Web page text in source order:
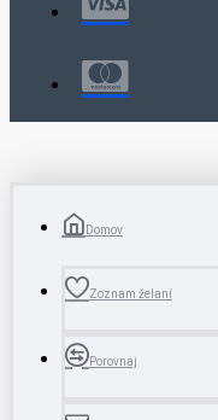
Domov
Zoznam želaní
Porovnaj